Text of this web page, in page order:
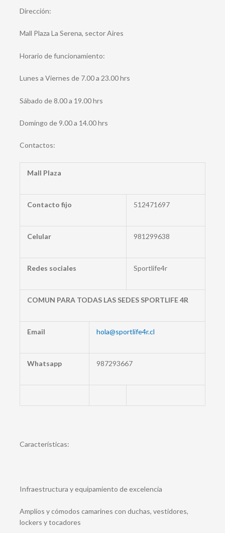
Dirección:
Mall Plaza La Serena, sector Aires
Horario de funcionamiento:
Lunes a Viernes de 7.00 a 23.00 hrs
Sábado de 8.00 a 19.00 hrs
Domingo de 9.00 a 14.00 hrs
Contactos:
Mall Plaza
Contacto fijo 512471697
Celular 981299638
Redes sociales Sportlife4r
COMUN PARA TODAS LAS SEDES SPORTLIFE 4R
Email hola@sportlife4r.cl
Whatsapp 987293667
Características:
Infraestructura y equipamiento de excelencia
Amplios y cómodos camarines con duchas, vestidores,
lockers y tocadores